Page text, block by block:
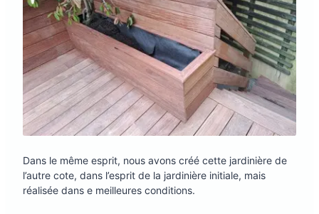
Dans le même esprit, nous avons créé cette jardinière de
l’autre cote, dans l’esprit de la jardinière initiale, mais
réalisée dans e meilleures conditions.